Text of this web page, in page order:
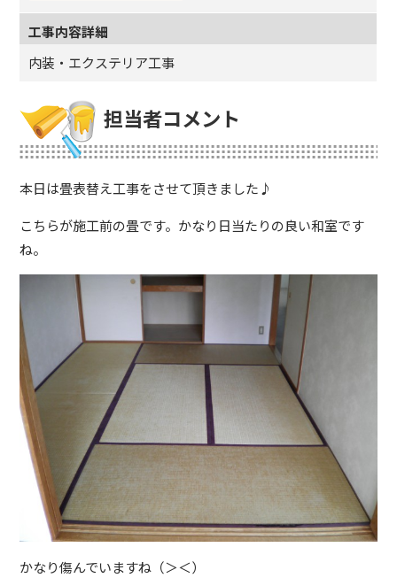
工事内容詳細
内装・エクステリア工事
担当者コメント
本日は畳表替え工事をさせて頂きました♪
こちらが施工前の畳です。かなり日当たりの良い和室です
ね。
かなり傷んでいますね（＞＜）